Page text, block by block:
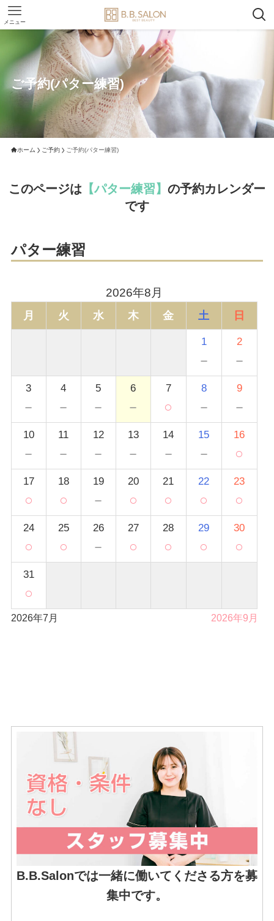
メニュー
ご予約(パター練習)
ホーム ご予約 ご予約(パター練習)
このページは 【パター練習】 の予約カレンダー
です
パター練習
2026年8月
月 火 水 木 金 土 日
1
－
2
－
3
－
4
－
5
－
6
－
7
○
8
－
9
－
10
－
11
－
12
－
13
－
14
－
15
－
16
○
17
○
18
○
19
－
20
○
21
○
22
○
23
○
24
○
25
○
26
－
27
○
28
○
29
○
30
○
31
○
2026年7月 2026年9月
B.B.Salonでは一緒に働いてくださる方を募
集中です。